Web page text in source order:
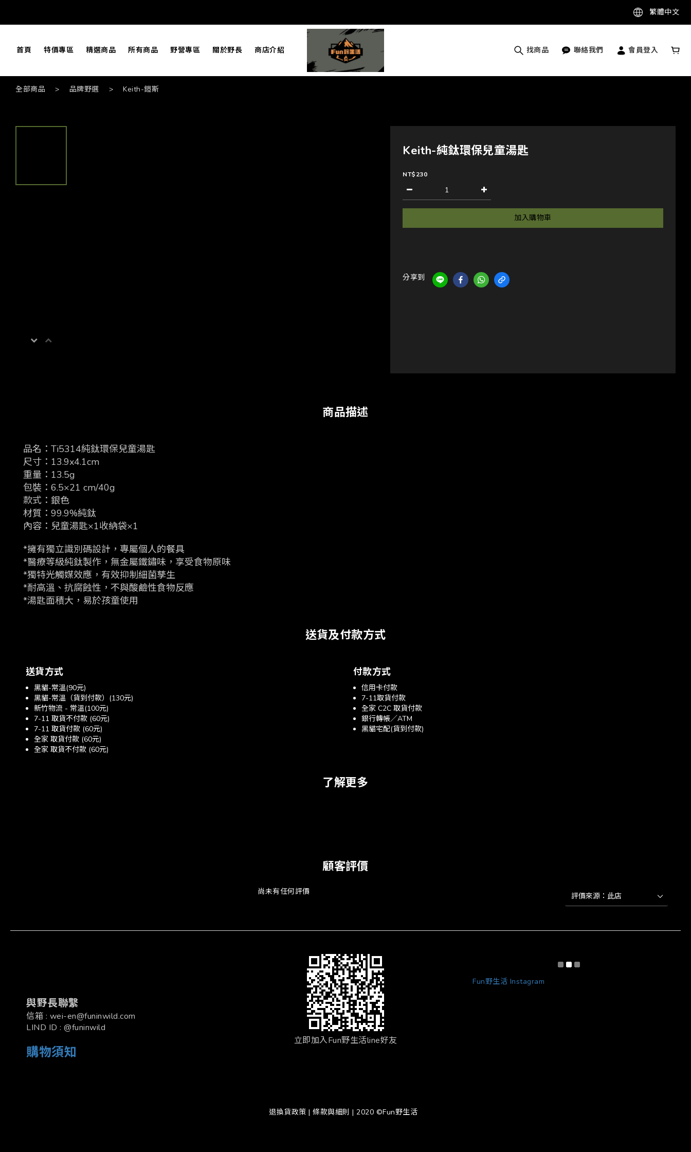
繁體中文
首頁 特價專區 精選商品 所有商品 野營專區 關於野長 商店介紹 找商品 聯絡我們 會員登入
全部商品 > 品牌野選 > Keith-鎧斯
Keith-純鈦環保兒童湯匙
NT$230
加入購物車
分享到
商品描述
品名：Ti5314純鈦環保兒童湯匙
尺寸：13.9x4.1cm
重量：13.5g
包裝：6.5×21 cm/40g
款式：銀色
材質：99.9%純鈦
內容：兒童湯匙×1收納袋×1
*擁有獨立識別碼設計，專屬個人的餐具
*醫療等級純鈦製作，無金屬鐵鏽味，享受食物原味
*獨特光觸媒效應，有效抑制細菌孳生
*耐高溫、抗腐蝕性，不與酸鹼性食物反應
*湯匙面積大，易於孩童使用
送貨及付款方式
送貨方式
黑貓-常溫(90元)
黑貓-常溫（貨到付款）(130元)
新竹物流 - 常溫(100元)
7-11 取貨不付款 (60元)
7-11 取貨付款 (60元)
全家 取貨付款 (60元)
全家 取貨不付款 (60元)
付款方式
信用卡付款
7-11取貨付款
全家 C2C 取貨付款
銀行轉帳／ATM
黑貓宅配(貨到付款)
了解更多
顧客評價
尚未有任何評價
與野長聯繫
信箱 : wei-en@funinwild.com
LIND ID : @funinwild
購物須知
立即加入Fun野生活line好友
Fun野生活 Instagram
退換貨政策 | 條款與細則 | 2020 ©Fun野生活